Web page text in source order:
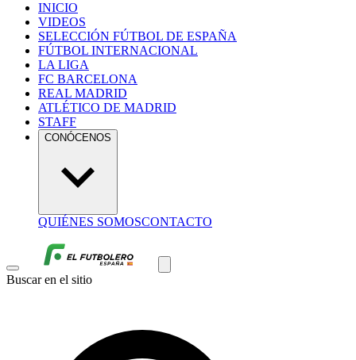
INICIO
VIDEOS
SELECCIÓN FÚTBOL DE ESPAÑA
FÚTBOL INTERNACIONAL
LA LIGA
FC BARCELONA
REAL MADRID
ATLÉTICO DE MADRID
STAFF
CONÓCENOS
QUIÉNES SOMOSCONTACTO
Buscar en el sitio